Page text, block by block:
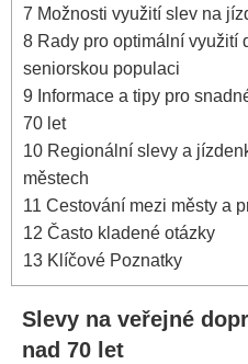
7 Možnosti využití slev na
8 Rady pro optimální využití
seniorskou populaci
9 Informace a tipy pro
⁢70 let
10 Regionální slevy a
městech
11 Cestování mezi městy a
12 Často kladené otázky
13 Klíčové Poznatky
Slevy na veřejné
nad ⁤70 let